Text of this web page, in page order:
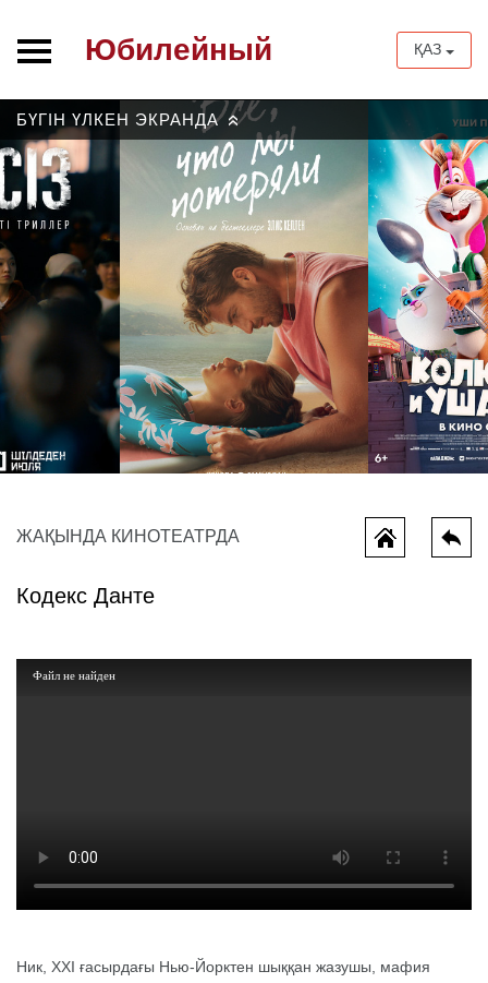
Юбилейный ҚАЗ
БҮГІН ҮЛКЕН ЭКРАНДА»
ЖАҚЫНДА КИНОТЕАТРДА
Кодекс Данте
Файл не найден
Ник, XXI ғасырдағы Нью-Йорктен шыққан жазушы, мафия